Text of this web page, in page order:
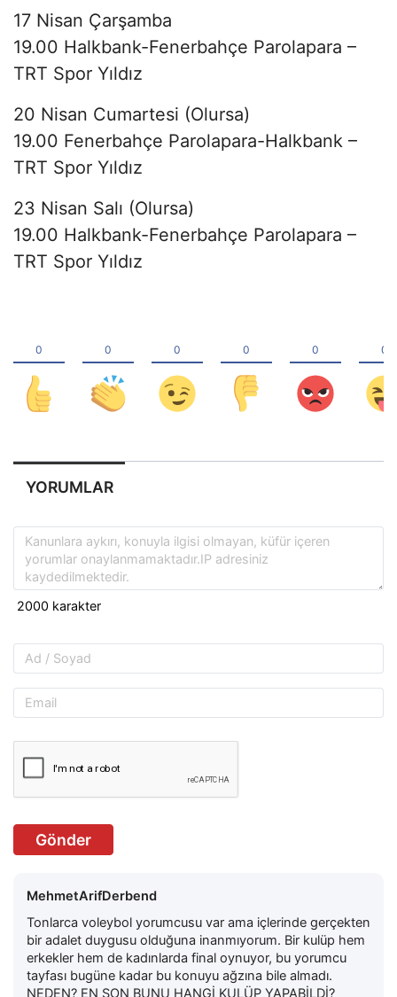
17 Nisan Çarşamba
19.00 Halkbank-Fenerbahçe Parolapara –
TRT Spor Yıldız
20 Nisan Cumartesi (Olursa)
19.00 Fenerbahçe Parolapara-Halkbank –
TRT Spor Yıldız
23 Nisan Salı (Olursa)
19.00 Halkbank-Fenerbahçe Parolapara –
TRT Spor Yıldız
YORUMLAR
Gönder
MehmetArifDerbend
Tonlarca voleybol yorumcusu var ama içlerinde gerçekten
bir adalet duygusu olduğuna inanmıyorum. Bir kulüp hem
erkekler hem de kadınlarda final oynuyor, bu yorumcu
tayfası bugüne kadar bu konuyu ağzına bile almadı.
NEDEN? EN SON BUNU HANGİ KULÜP YAPABİLDİ?